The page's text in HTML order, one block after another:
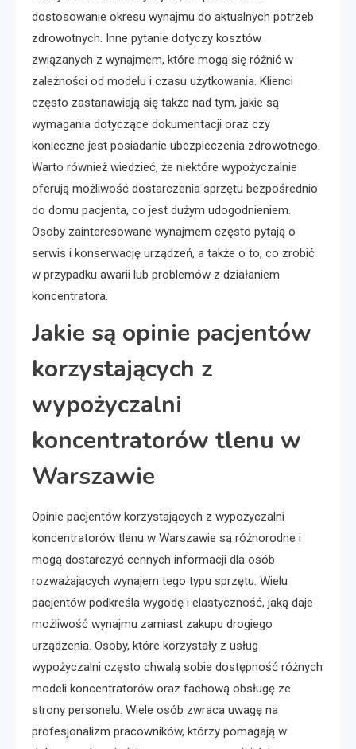
dostosowanie okresu wynajmu do aktualnych potrzeb
zdrowotnych. Inne pytanie dotyczy kosztów
związanych z wynajmem, które mogą się różnić w
zależności od modelu i czasu użytkowania. Klienci
często zastanawiają się także nad tym, jakie są
wymagania dotyczące dokumentacji oraz czy
konieczne jest posiadanie ubezpieczenia zdrowotnego.
Warto również wiedzieć, że niektóre wypożyczalnie
oferują możliwość dostarczenia sprzętu bezpośrednio
do domu pacjenta, co jest dużym udogodnieniem.
Osoby zainteresowane wynajmem często pytają o
serwis i konserwację urządzeń, a także o to, co zrobić
w przypadku awarii lub problemów z działaniem
koncentratora.
Jakie są opinie pacjentów
korzystających z
wypożyczalni
koncentratorów tlenu w
Warszawie
Opinie pacjentów korzystających z wypożyczalni
koncentratorów tlenu w Warszawie są różnorodne i
mogą dostarczyć cennych informacji dla osób
rozważających wynajem tego typu sprzętu. Wielu
pacjentów podkreśla wygodę i elastyczność, jaką daje
możliwość wynajmu zamiast zakupu drogiego
urządzenia. Osoby, które korzystały z usług
wypożyczalni często chwalą sobie dostępność różnych
modeli koncentratorów oraz fachową obsługę ze
strony personelu. Wiele osób zwraca uwagę na
profesjonalizm pracowników, którzy pomagają w